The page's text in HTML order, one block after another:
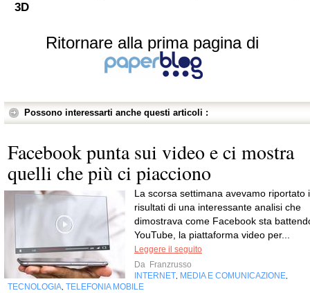
3D
Ritornare alla prima pagina di
Possono interessarti anche questi articoli :
Facebook punta sui video e ci mostra
quelli che più ci piacciono
La scorsa settimana avevamo riportato i
risultati di una interessante analisi che
dimostrava come Facebook sta
YouTube, la piattaforma video per...
Leggere il seguito
Da Franzrusso
INTERNET, MEDIA E COMUNICAZIONE,
TECNOLOGIA, TELEFONIA MOBILE